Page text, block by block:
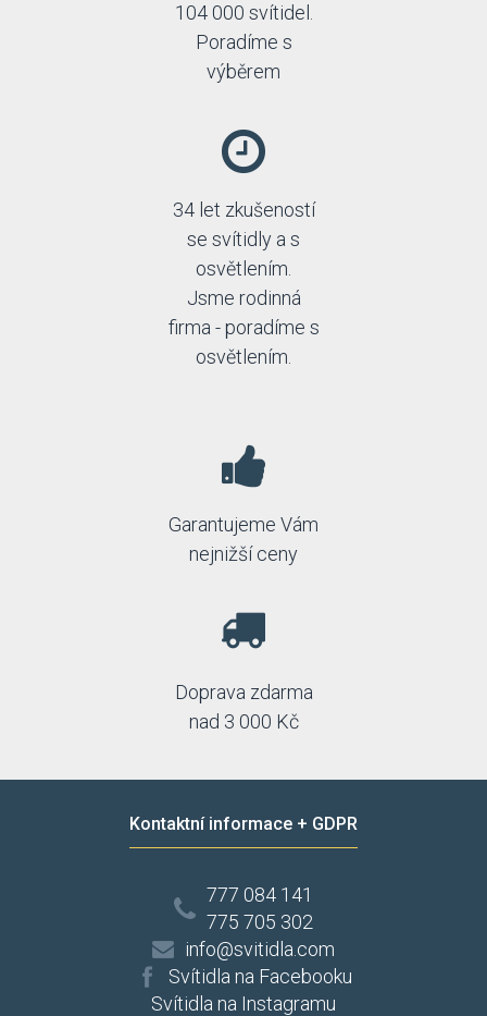
104 000 svítidel.
Poradíme s
výběrem
34 let zkušeností
se svítidly a s
osvětlením.
Jsme rodinná
firma - poradíme s
osvětlením.
Garantujeme Vám
nejnižší ceny
Doprava zdarma
nad 3 000 Kč
Kontaktní informace + GDPR
777 084 141
775 705 302
info@svitidla.com
Svítidla na Facebooku
Svítidla na Instagramu